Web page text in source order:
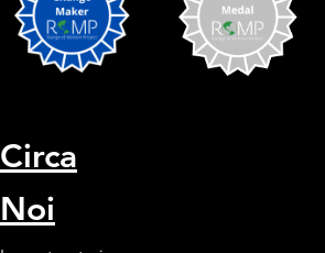
Circa
Noi